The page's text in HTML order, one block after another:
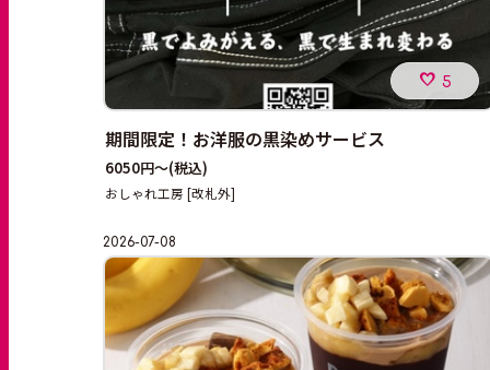
期間限定！お洋服の黒染めサービス
6050円～(税込)
おしゃれ工房 [改札外]
5
2026-07-08